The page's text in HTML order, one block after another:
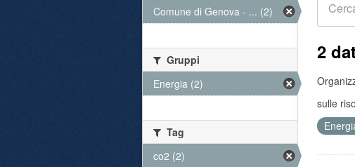
2
sulle
Comune di Genova - ... (2)
Gruppi
Energia (2)
Tag
co2 (2)